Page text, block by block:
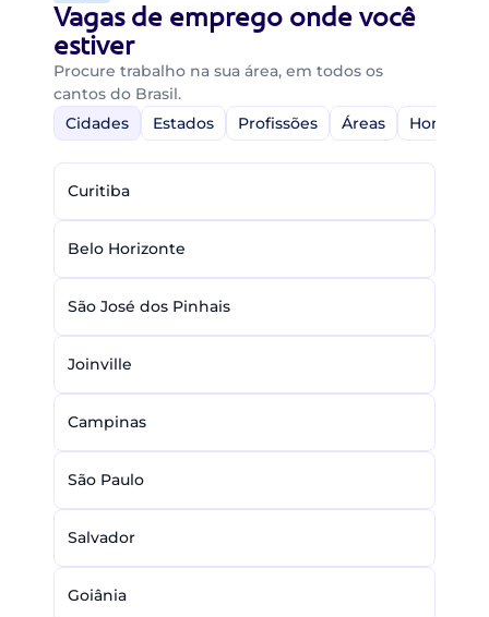
Vagas de emprego onde você
estiver
Procure trabalho na sua área, em todos os
cantos do Brasil.
Cidades
Estados Profissões Áreas Home-
Curitiba
Belo Horizonte
São José dos Pinhais
Joinville
Campinas
São Paulo
Salvador
Goiânia